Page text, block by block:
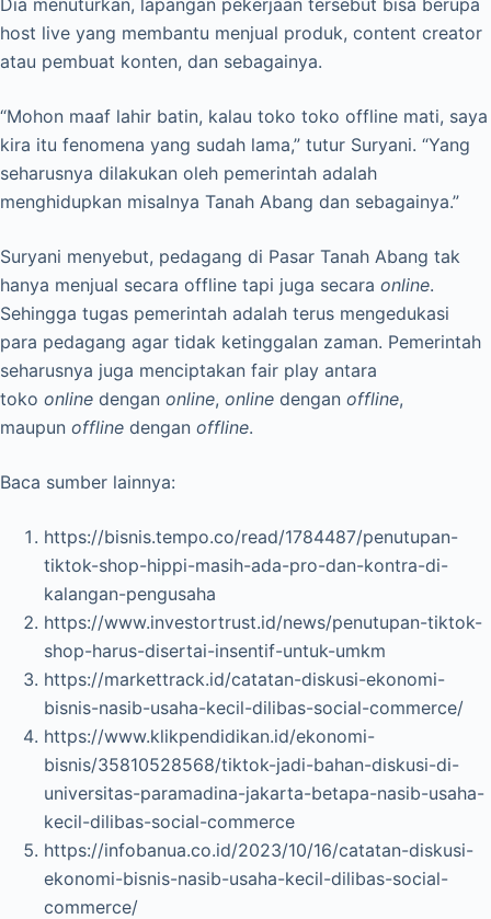
Dia menuturkan, lapangan pekerjaan tersebut bisa berupa
host live yang membantu menjual produk, content creator
atau pembuat konten, dan sebagainya.
“Mohon maaf lahir batin, kalau toko toko offline mati, saya
kira itu fenomena yang sudah lama,” tutur Suryani. “Yang
seharusnya dilakukan oleh pemerintah adalah
menghidupkan misalnya Tanah Abang dan sebagainya.”
Suryani menyebut, pedagang di Pasar Tanah Abang tak
hanya menjual secara offline tapi juga secara online.
Sehingga tugas pemerintah adalah terus mengedukasi
para pedagang agar tidak ketinggalan zaman. Pemerintah
seharusnya juga menciptakan fair play antara
toko online dengan online, online dengan offline,
maupun offline dengan offline.
Baca sumber lainnya:
https://bisnis.tempo.co/read/1784487/penutupan-
tiktok-shop-hippi-masih-ada-pro-dan-kontra-di-
kalangan-pengusaha
https://www.investortrust.id/news/penutupan-tiktok-
shop-harus-disertai-insentif-untuk-umkm
https://markettrack.id/catatan-diskusi-ekonomi-
bisnis-nasib-usaha-kecil-dilibas-social-commerce/
https://www.klikpendidikan.id/ekonomi-
bisnis/35810528568/tiktok-jadi-bahan-diskusi-di-
universitas-paramadina-jakarta-betapa-nasib-usaha-
kecil-dilibas-social-commerce
https://infobanua.co.id/2023/10/16/catatan-diskusi-
ekonomi-bisnis-nasib-usaha-kecil-dilibas-social-
commerce/